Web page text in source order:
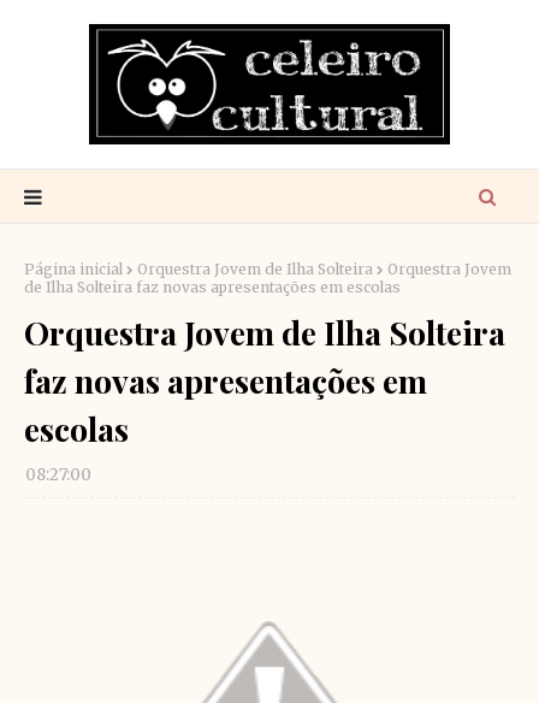
Página inicial Orquestra Jovem de Ilha Solteira
Orquestra Jovem
de Ilha Solteira faz novas apresentações em escolas
Orquestra Jovem de Ilha Solteira
faz novas apresentações em
escolas
08:27:00